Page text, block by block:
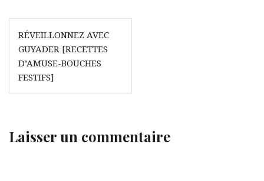
Navigation
de
l’article
RÉVEILLONNEZ AVEC
GUYADER [RECETTES
D’AMUSE-BOUCHES
FESTIFS]
Laisser un commentaire